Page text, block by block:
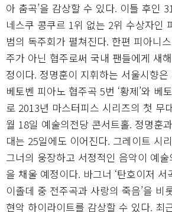
아 춤곡’을 감상할 수 있다. 이틀 후인
네스쿠 콩쿠르 1위 없는 2위 수상자인
범의 독주회가 펼쳐진다. 한편 피아니
주가 아닌 협주로써 국내 팬들에게 새
정이다. 정명훈이 지휘하는 서울시향은
베토벤 피아노 협주곡 5번 ‘황제’와 베
로 2013년 마스터피스 시리즈의 첫 무
월 18일 예술의전당 콘서트홀. 정명훈
대는 25일에도 이어진다. 그레이트 시
그너의 웅장하고 서정적인 음악이 예
을 채울 예정이다. 바그너 ‘탄호이저 서
이졸데 중 전주곡과 사랑의 죽음’을 비
현악 하이라이트를 감상할 수 있다. 최